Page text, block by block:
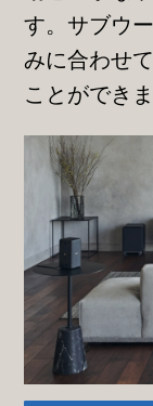
す。サブウ
みに合わせ
ことができま